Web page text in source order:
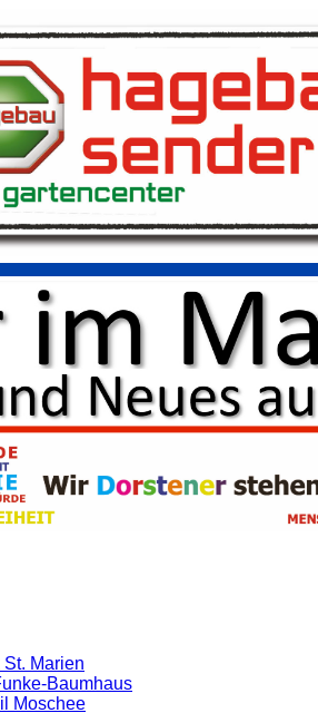
Marien
Baumhaus
Moschee